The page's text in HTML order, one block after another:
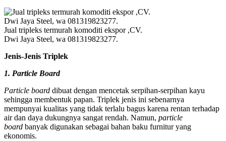
Jual tripleks termurah komoditi ekspor ,CV.
Dwi Jaya Steel, wa 081319823277.
Jenis-Jenis Triplek
1. Particle Board
Particle board dibuat dengan mencetak serpihan-serpihan kayu
sehingga membentuk papan. Triplek jenis ini sebenarnya
mempunyai kualitas yang tidak terlalu bagus karena rentan terhadap
air dan daya dukungnya sangat rendah. Namun, particle
board banyak digunakan sebagai bahan baku furnitur yang
ekonomis.